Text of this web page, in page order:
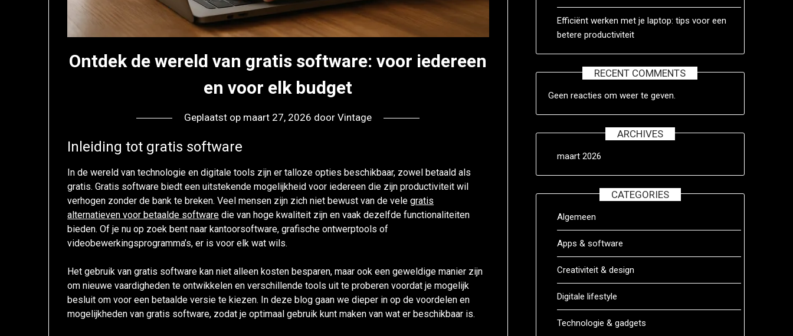
Ontdek de wereld van gratis software: voor iedereen
en voor elk budget
Geplaatst op maart 27, 2026 doorVintage
Inleiding tot gratis software
In de wereld van technologie en digitale tools zijn er talloze opties beschikbaar, zowel betaald als
gratis. Gratis software biedt een uitstekende mogelijkheid voor iedereen die zijn productiviteit wil
verhogen zonder de bank te breken. Veel mensen zijn zich niet bewust van de velegratis
alternatieven voor betaalde software die van hoge kwaliteit zijn en vaak dezelfde functionaliteiten
bieden. Of je nu op zoek bent naar kantoorsoftware, grafische ontwerptools of
videobewerkingsprogramma’s, er is voor elk wat wils.
Het gebruik van gratis software kan niet alleen kosten besparen, maar ook een geweldige manier zijn
om nieuwe vaardigheden te ontwikkelen en verschillende tools uit te proberen voordat je mogelijk
besluit om voor een betaalde versie te kiezen. In deze blog gaan we dieper in op de voordelen en
mogelijkheden van gratis software, zodat je optimaal gebruik kunt maken van wat er beschikbaar is.
Efficiënt werken met je laptop: tips voor een
betere productiviteit
RECENT COMMENTS
Geen reacties om weer te geven.
ARCHIVES
maart 2026
CATEGORIES
Algemeen
Apps & software
Creativiteit & design
Digitale lifestyle
Technologie & gadgets